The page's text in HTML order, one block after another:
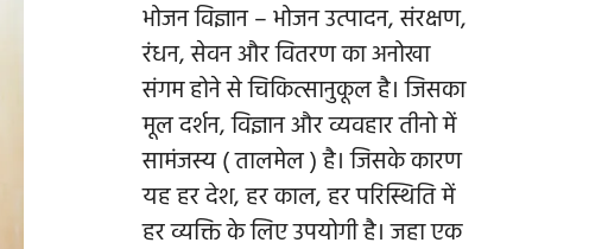
भोजन विज्ञान – भोजन उत्पादन, संरक्षण,
रंधन, सेवन और वितरण का अनोखा
संगम होने से चिकित्सानुकूल है। जिसका
मूल दर्शन, विज्ञान और व्यवहार तीनो में
सामंजस्य ( तालमेल ) है। जिसके कारण
यह हर देश, हर काल, हर परिस्थिति में
हर व्यक्ति के लिए उपयोगी है। जहा एक